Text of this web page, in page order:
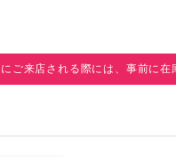
来店される際には、事前に在